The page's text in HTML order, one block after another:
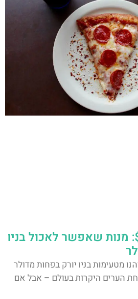
🍽️ טעימות ב-$1: מנות שאפשר לאכול בניו
מטעימות בניו יורק בפחות מדולר
הערים היקרות בעולם – אבל אם